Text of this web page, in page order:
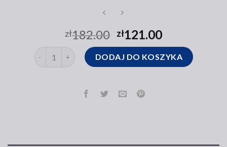
zł182.00 zł121.00
ilość torba podręcznaDODAJ DO KOSZYKA